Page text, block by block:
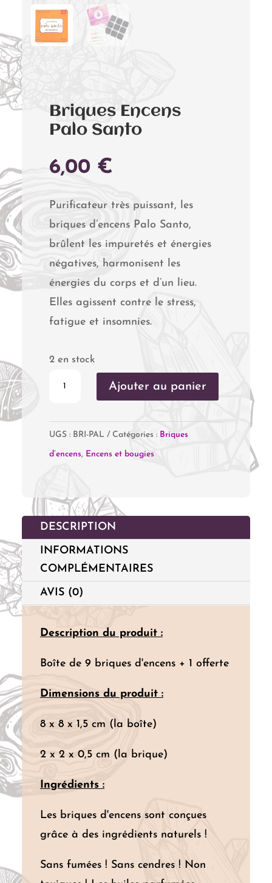
Briques Encens
Palo Santo
6,00 €
Purificateur très puissant, les
briques d’encens Palo Santo,
brûlent les impuretés et énergies
négatives, harmonisent les
énergies du corps et d’un lieu.
Elles agissent contre le stress,
fatigue et insomnies.
2 en stock
Encens
Palo
Ajouter au panier
UGS : BRI-PAL Catégories : Briques
d’encens, Encens et bougies
DESCRIPTION
INFORMATIONS
COMPLÉMENTAIRES
AVIS (0)
Description du produit :
Boîte de 9 briques d'encens + 1 offerte
Dimensions du produit :
8 x 8 x 1,5 cm (la boîte)
2 x 2 x 0,5 cm (la brique)
Ingrédients :
Les briques d'encens sont conçues
grâce à des ingrédients naturels !
Sans fumées ! Sans cendres ! Non